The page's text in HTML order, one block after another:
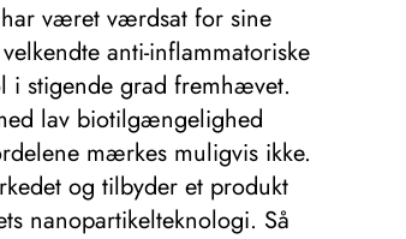
været værdsat for sine
anti-inflammatoriske
i stigende grad fremhævet.
lav biotilgængelighed
mærkes muligvis ikke.
og tilbyder et produkt
nanopartikelteknologi. Så